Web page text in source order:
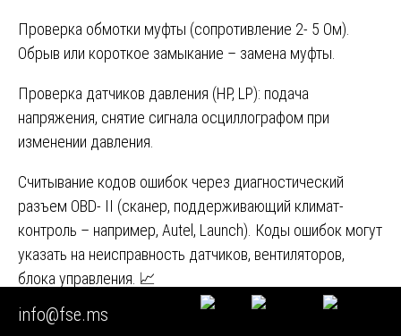
Проверка обмотки муфты (сопротивление 2- 5 Ом).
Обрыв или короткое замыкание – замена муфты.
Проверка датчиков давления (HP, LP): подача
напряжения, снятие сигнала осциллографом при
изменении давления.
Считывание кодов ошибок через диагностический
разъем OBD- II (сканер, поддерживающий климат-
контроль – например, Autel, Launch). Коды ошибок могут
указать на неисправность датчиков, вентиляторов,
блока управления. 📈
Этап 9. Судебно- трасологическое исследование
info@fse.ms